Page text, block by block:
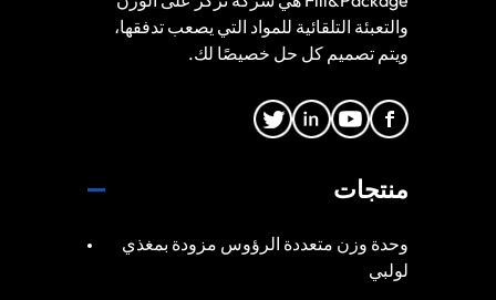
والتعبئة التلقائية للمواد التي يصعب تدفقها،
ويتم تصميم كل حل خصيصًا لك.
منتجات
وحدة وزن متعددة الرؤوس مزودة بمغذي
لولبي